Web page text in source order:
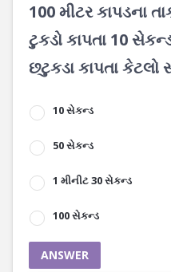
100 મીટર કાપડના
ટુકડો કાપતા 10
છટુકડા કાપતા
10 સેકન્ડ
50 સેકન્ડ
1 મીનીટ 30 સેકન્ડ
100 સેકન્ડ
ANSWER